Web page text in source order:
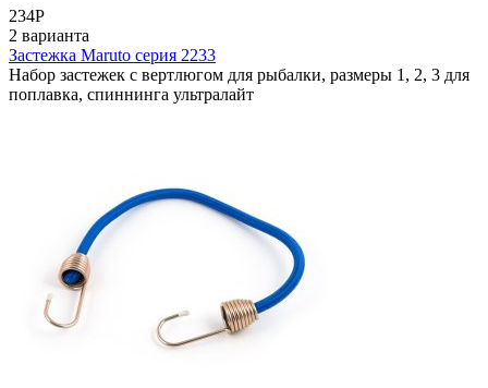
234Р
2 варианта
Застежка Maruto серия 2233
Набор застежек с вертлюгом для рыбалки, размеры 1, 2, 3 для
поплавка, спиннинга ультралайт